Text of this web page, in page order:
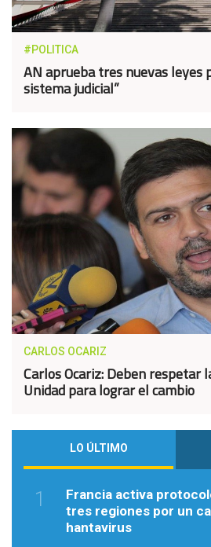
#POLITICA
AN aprueba tres nuevas leyes
sistema judicial”
CARLOS OCARIZ
Carlos Ocariz: Deben respetar
Unidad para lograr el cambio
LO ÚLTIMO
1
Francia activa
tres regiones por un
hantavirus